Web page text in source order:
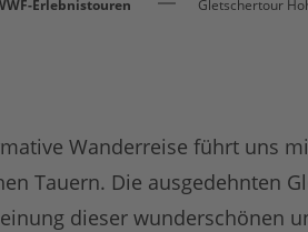
Erlebnistouren Gletschertour
Wanderreise führt uns
Tauern. Die ausgedehnten
dieser wunderschönen